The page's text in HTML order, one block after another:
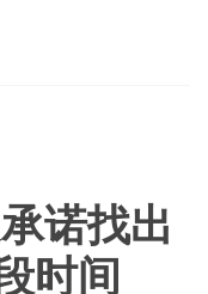
诺找出
时间